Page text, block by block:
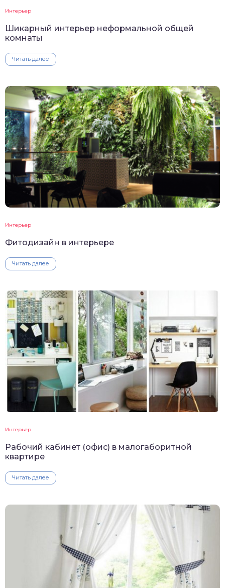
Интерьер
Шикарный интерьер неформальной общей
комнаты
Читать далее
Интерьер
Фитодизайн в интерьере
Читать далее
Интерьер
Рабочий кабинет (офис) в малогаборитной
квартире
Читать далее